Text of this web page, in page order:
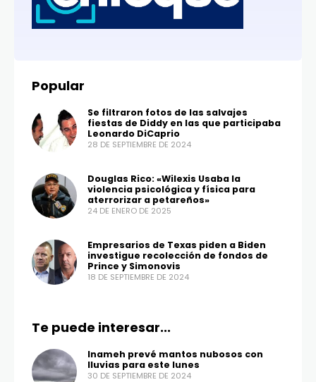
Popular
Se filtraron fotos de las salvajes
fiestas de Diddy en las que participaba
Leonardo DiCaprio
28 DE SEPTIEMBRE DE 2024
Douglas Rico: «Wilexis Usaba la
violencia psicológica y física para
aterrorizar a petareños»
24 DE ENERO DE 2025
Empresarios de Texas piden a Biden
investigue recolección de fondos de
Prince y Simonovis
18 DE SEPTIEMBRE DE 2024
Te puede interesar...
Inameh prevé mantos nubosos con
lluvias para este lunes
30 DE SEPTIEMBRE DE 2024